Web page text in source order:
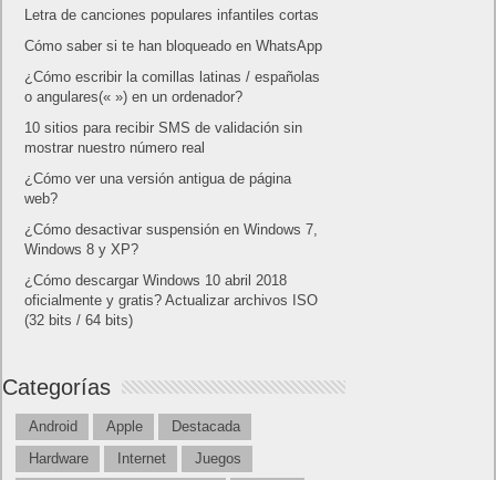
Letra de canciones populares infantiles cortas
Cómo saber si te han bloqueado en WhatsApp
¿Cómo escribir la comillas latinas / españolas
o angulares(« ») en un ordenador?
10 sitios para recibir SMS de validación sin
mostrar nuestro número real
¿Cómo ver una versión antigua de página
web?
¿Cómo desactivar suspensión en Windows 7,
Windows 8 y XP?
¿Cómo descargar Windows 10 abril 2018
oficialmente y gratis? Actualizar archivos ISO
(32 bits / 64 bits)
Categorías
Android Apple
Destacada
Hardware
Internet
Juegos